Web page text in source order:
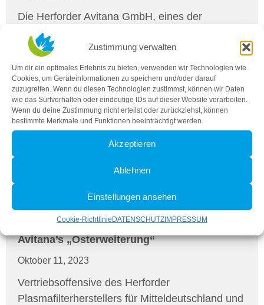
Zustimmung verwalten
Um dir ein optimales Erlebnis zu bieten, verwenden wir Technologien wie
Cookies, um Geräteinformationen zu speichern und/oder darauf
zuzugreifen. Wenn du diesen Technologien zustimmst, können wir Daten
wie das Surfverhalten oder eindeutige IDs auf dieser Website verarbeiten.
Wenn du deine Zustimmung nicht erteilst oder zurückziehst, können
bestimmte Merkmale und Funktionen beeinträchtigt werden.
Akzeptieren
Ablehnen
Einstellungen ansehen
Cookie-Richtlinie DATENSCHUTZ IMPRESSUM
Die Herforder Avitana GmbH, eines der
marktführenden Mittelstandsunternehmen für
moderne Plasmafilter-Systeme...
Weiter lesen ...
Avitana’s „Osterweiterung“
Oktober 11, 2023
Vertriebsoffensive des Herforder
Plasmafilterherstellers für Mitteldeutschland und